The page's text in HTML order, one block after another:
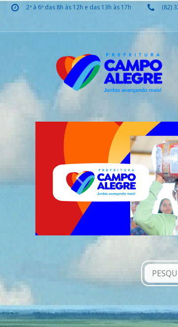
2ª à 6ª das 8h às 12h e das 13h às 17h (82)
Previous